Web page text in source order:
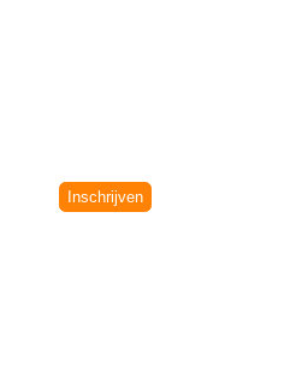
Inschrijven